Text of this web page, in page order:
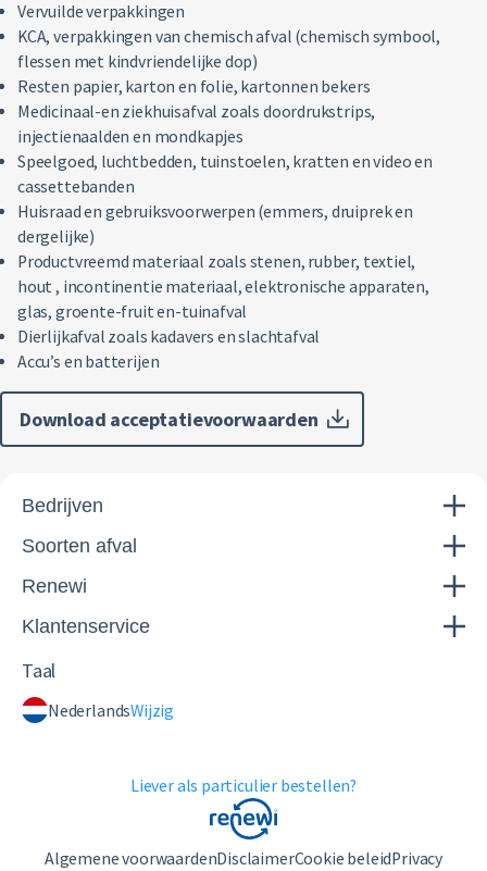
Vervuilde verpakkingen
KCA, verpakkingen van chemisch afval (chemisch symbool,
flessen met kindvriendelijke dop)
Resten papier, karton en folie, kartonnen bekers
Medicinaal-en ziekhuisafval zoals doordrukstrips,
injectienaalden en mondkapjes
Speelgoed, luchtbedden, tuinstoelen, kratten en video en
cassettebanden
Huisraad en gebruiksvoorwerpen (emmers, druiprek en
dergelijke)
Productvreemd materiaal zoals stenen, rubber, textiel,
hout , incontinentie materiaal, elektronische apparaten,
glas, groente-fruit en-tuinafval
Dierlijkafval zoals kadavers en slachtafval
Accu’s en batterijen
Download acceptatievoorwaarden
Bedrijven
Soorten afval
Renewi
Klantenservice
Taal
NederlandsWijzig
Liever als particulier bestellen?
Algemene voorwaardenDisclaimerCookie beleidPrivacy